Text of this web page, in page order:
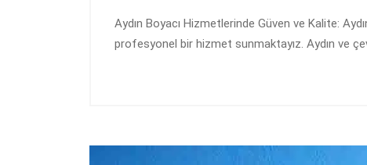
Aydın Boyacı Hizmetlerinde Güven ve Kalite:
profesyonel bir hizmet sunmaktayız. Aydın ve